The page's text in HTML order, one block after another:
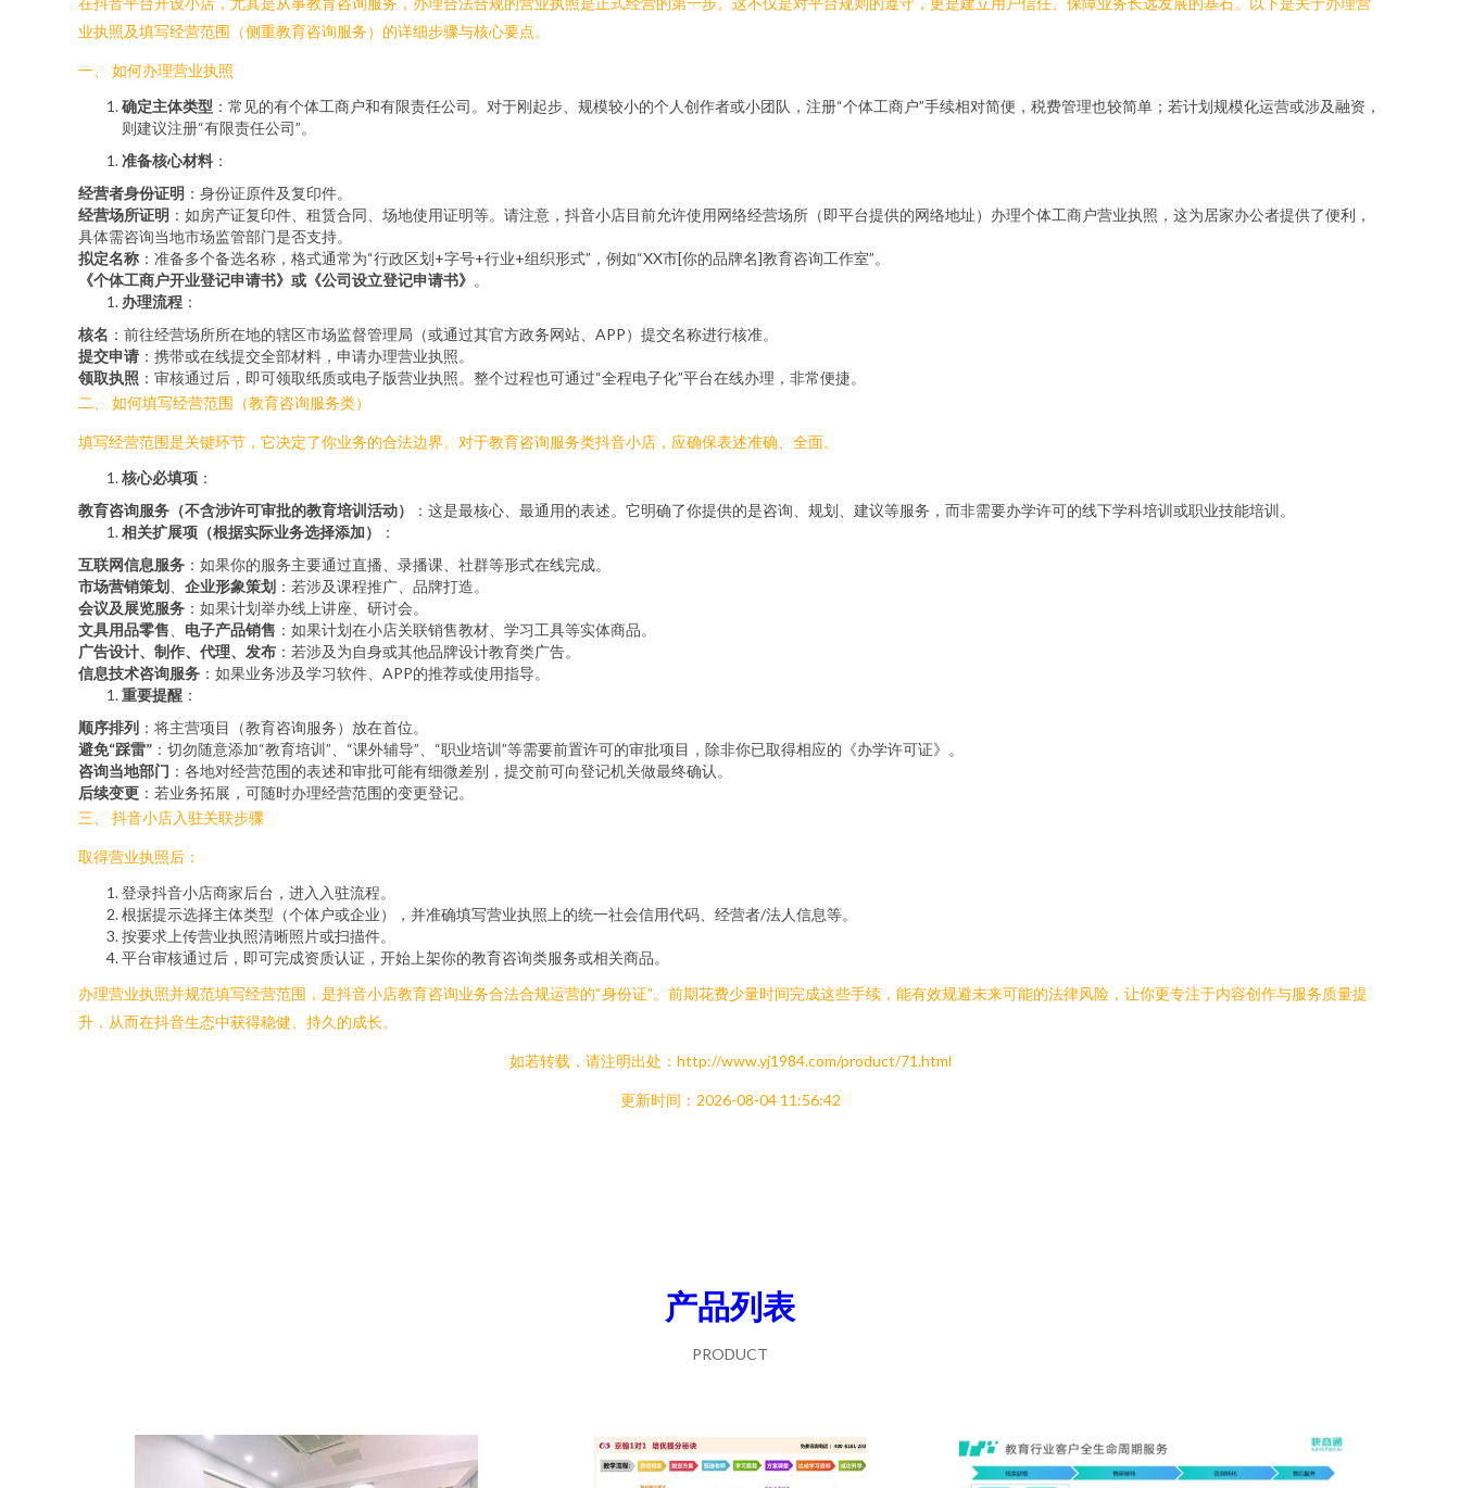
业执照及填写经营范围（侧重教育咨询服务）的详细步骤与核心要点。
一、 如何办理营业执照
确定主体类型 ：常见的有个体工商户和有限责任公司。对于刚起步、规模较小的个人创作者或小团队，注册“个体工商户”手续相对简便，税费管理也较简单；若计划规模化运营或涉及融资，
则建议注册“有限责任公司”。
准备核心材料 ：
经营者身份证明 ：身份证原件及复印件。
经营场所证明 ：如房产证复印件、租赁合同、场地使用证明等。请注意，抖音小店目前允许使用网络经营场所（即平台提供的网络地址）办理个体工商户营业执照，这为居家办公者提供了便利，
具体需咨询当地市场监管部门是否支持。
拟定名称 ：准备多个备选名称，格式通常为“行政区划+字号+行业+组织形式”，例如“XX市[你的品牌名]教育咨询工作室”。
《个体工商户开业登记申请书》或《公司设立登记申请书》 。
办理流程 ：
核名 ：前往经营场所所在地的辖区市场监督管理局（或通过其官方政务网站、APP）提交名称进行核准。
提交申请 ：携带或在线提交全部材料，申请办理营业执照。
领取执照 ：审核通过后，即可领取纸质或电子版营业执照。整个过程也可通过“全程电子化”平台在线办理，非常便捷。
二、 如何填写经营范围（教育咨询服务类）
填写经营范围是关键环节，它决定了你业务的合法边界。对于教育咨询服务类抖音小店，应确保表述准确、全面。
核心必填项 ：
教育咨询服务（不含涉许可审批的教育培训活动）
：这是最核心、最通用的表述。它明确了你提供的是咨询、规划、建议等服务，而非需要办学许可的线下学科培训或职业技能培训。
相关扩展项（根据实际业务选择添加）
：
互联网信息服务 ：如果你的服务主要通过直播、录播课、社群等形式在线完成。
市场营销策划
企业形象策划 ：若涉及课程推广、品牌打造。
会议及展览服务 ：如果计划举办线上讲座、研讨会。
文具用品零售
电子产品销售 ：如果计划在小店关联销售教材、学习工具等实体商品。
广告设计、制作、代理、发布 ：若涉及为自身或其他品牌设计教育类广告。
信息技术咨询服务 ：如果业务涉及学习软件、APP的推荐或使用指导。
重要提醒 ：
顺序排列 ：将主营项目（教育咨询服务）放在首位。
避免“踩雷” ：切勿随意添加“教育培训”、“课外辅导”、“职业培训”等需要前置许可的审批项目，除非你已取得相应的《办学许可证》。
咨询当地部门 ：各地对经营范围的表述和审批可能有细微差别，提交前可向登记机关做最终确认。
后续变更 ：若业务拓展，可随时办理经营范围的变更登记。
三、 抖音小店入驻关联步骤
取得营业执照后：
登录抖音小店商家后台，进入入驻流程。
根据提示选择主体类型（个体户或企业），并准确填写营业执照上的统一社会信用代码、经营者/法人信息等。
按要求上传营业执照清晰照片或扫描件。
平台审核通过后，即可完成资质认证，开始上架你的教育咨询类服务或相关商品。
办理营业执照并规范填写经营范围，是抖音小店教育咨询业务合法合规运营的“身份证”。前期花费少量时间完成这些手续，能有效规避未来可能的法律风险，让你更专注于内容创作与服务质量提
升，从而在抖音生态中获得稳健、持久的成长。
如若转载，请注明出处：http://www.yj1984.com/product/71.html
更新时间：2026-08-04 11:56:42
产品列表
PRODUCT